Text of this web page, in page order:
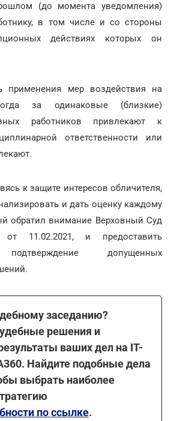
(до момента уведомления)
в том числе и со стороны
действиях которых он
применения мер воздействия на
за одинаковые (близкие)
работников привлекают к
ответственности или
к защите интересов обличителя,
и дать оценку каждому
обратил внимание Верховный Суд
11.02.2021, и предоставить
подтверждение допущенных
заседанию?
решения и
ваших дел на IТ-
Найдите подобные дела
выбрать наиболее
по ссылке.